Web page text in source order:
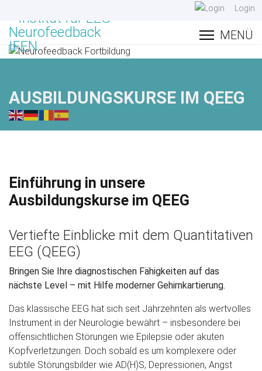
Login
AUSBILDUNGSKURSE IM QEEG
Einführung in unsere
Ausbildungskurse im QEEG
Vertiefte Einblicke mit dem Quantitativen
EEG (QEEG)
Bringen Sie Ihre diagnostischen Fähigkeiten auf das
nächste Level – mit Hilfe moderner Gehirnkartierung.
Das klassische EEG hat sich seit Jahrzehnten als wertvolles
Instrument in der Neurologie bewährt – insbesondere bei
offensichtlichen Störungen wie Epilepsie oder akuten
Kopfverletzungen. Doch sobald es um komplexere oder
subtile Störungsbilder wie AD(H)S, Depressionen, Angst